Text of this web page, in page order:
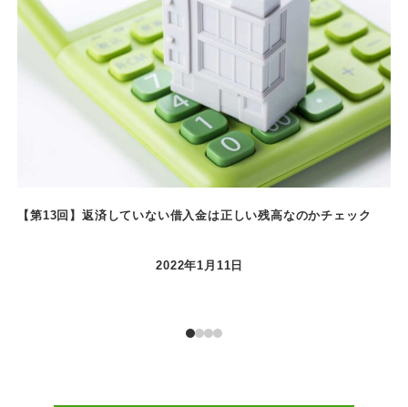
【第13回】返済していない借入金は正しい残高なのかチェック
2022年1月11日